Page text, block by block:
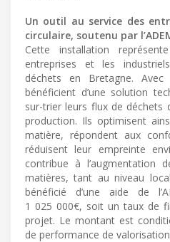
Un outil au service des
circulaire, soutenu par
Cette installation
entreprises et les
déchets en Bretagne.
bénéficient d’une solution
sur-trier leurs flux de déchets
production. Ils optimisent
matière, répondent aux
réduisent leur empreinte
contribue à l’augmentation
matières, tant au niveau
bénéficié d’une aide de
1 025 000€, soit un taux de
projet. Le montant est
de performance de